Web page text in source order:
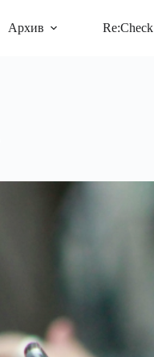
Архив Re:Check